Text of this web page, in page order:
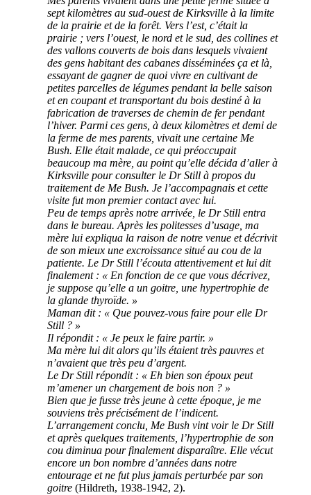
sept kilomètres au sud-ouest de Kirksville à la limite
de la prairie et de la forêt. Vers l’est, c’était la
prairie ; vers l’ouest, le nord et le sud, des collines et
des vallons couverts de bois dans lesquels vivaient
des gens habitant des cabanes disséminées ça et là,
essayant de gagner de quoi vivre en cultivant de
petites parcelles de légumes pendant la belle saison
et en coupant et transportant du bois destiné à la
fabrication de traverses de chemin de fer pendant
l’hiver. Parmi ces gens, à deux kilomètres et demi de
la ferme de mes parents, vivait une certaine Me
Bush. Elle était malade, ce qui préoccupait
beaucoup ma mère, au point qu’elle décida d’aller à
Kirksville pour consulter le Dr Still à propos du
traitement de Me Bush. Je l’accompagnais et cette
visite fut mon premier contact avec lui.
Peu de temps après notre arrivée, le Dr Still entra
dans le bureau. Après les politesses d’usage, ma
mère lui expliqua la raison de notre venue et décrivit
de son mieux une excroissance situé au cou de la
patiente. Le Dr Still l’écouta attentivement et lui dit
finalement : « En fonction de ce que vous décrivez,
je suppose qu’elle a un goitre, une hypertrophie de
la glande thyroïde. »
Maman dit : « Que pouvez-vous faire pour elle Dr
Still ? »
Il répondit : « Je peux le faire partir. »
Ma mère lui dit alors qu’ils étaient très pauvres et
n’avaient que très peu d’argent.
Le Dr Still répondit : « Eh bien son époux peut
m’amener un chargement de bois non ? »
Bien que je fusse très jeune à cette époque, je me
souviens très précisément de l’indicent.
L’arrangement conclu, Me Bush vint voir le Dr Still
et après quelques traitements, l’hypertrophie de son
cou diminua pour finalement disparaître. Elle vécut
encore un bon nombre d’années dans notre
entourage et ne fut plus jamais perturbée par son
goitre (Hildreth, 1938-1942, 2).